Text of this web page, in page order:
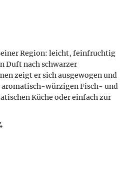
Region: leicht, feinfruchtig
Duft nach schwarzer
zeigt er sich ausgewogen und
würzigen Fisch- und
Küche oder einfach zur